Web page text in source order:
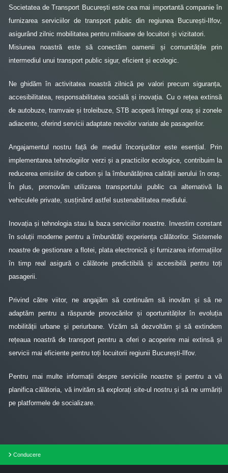
Societatea de Transport București este cea mai importantă companie în
furnizarea serviciilor de transport public din regiunea București-Ilfov,
asigurând zilnic mobilitatea pentru milioane de locuitori și vizitatori.
Misiunea noastră este să conectăm oamenii și comunitățile prin
intermediul unui transport public sigur, eficient și ecologic.
Ne ghidăm în activitatea noastră zilnică pe valori precum siguranța,
accesibilitatea, responsabilitatea socială și inovația. Cu o rețea extinsă
de autobuze, tramvaie și troleibuze, STB acoperă întregul oraș și zonele
adiacente, oferind servicii adaptate nevoilor variate ale pasagerilor.
Angajamentul nostru față de mediul înconjurător este esențial. Prin
implementarea tehnologiilor verzi și a practicilor ecologice, contribuim la
reducerea emisiilor de carbon și la îmbunătățirea calității aerului în oraș.
În plus, promovăm utilizarea transportului public ca alternativă la
vehiculele private, susținând astfel sustenabilitatea mediului.
Inovația și tehnologia stau la baza serviciilor noastre. Investim constant
în soluții moderne pentru a îmbunătăți experiența călătorilor. Sistemele
noastre de gestionare a flotei, plata electronică și furnizarea informațiilor
în timp real asigură o călătorie predictibilă și accesibilă pentru toți
pasagerii.
Privind către viitor, ne angajăm să continuăm să inovăm și să ne
adaptăm pentru a răspunde provocărilor și oportunităților în evoluția
mobilității urbane și periurbane. Vizăm să dezvoltăm și să extindem
rețeaua noastră de transport pentru a oferi o acoperire mai extinsă și
servicii mai eficiente pentru toți locuitorii regiunii București-Ilfov.
Pentru mai multe informații despre serviciile noastre și pentru a vă
planifica călătoria, vă invităm să explorați site-ul nostru și să ne urmăriți
pe platformele de socializare.
Conducere